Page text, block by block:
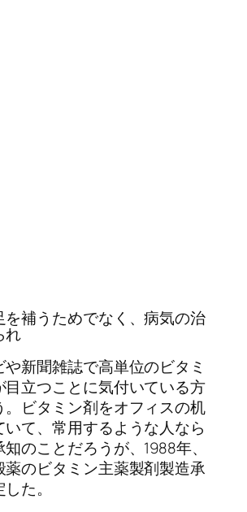
を補うためでなく、病気の治
れ
新聞雑誌で高単位のビタミ
目立つことに気付いている方
。ビタミン剤をオフィスの机
て、常用するような人なら
のことだろうが、1988年、
薬のビタミン主薬製剤製造承
た。